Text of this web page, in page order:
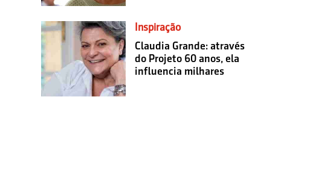
Inspiração
Claudia Grande: através
do Projeto 60 anos, ela
influencia milhares